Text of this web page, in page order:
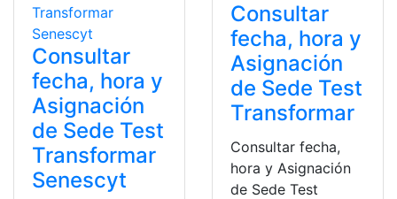
Consultar
fecha, hora y
Asignación
de Sede Test
Transformar
Senescyt
Consultar
fecha, hora y
Asignación
de Sede Test
Transformar
Consultar fecha,
hora y Asignación
de Sede Test